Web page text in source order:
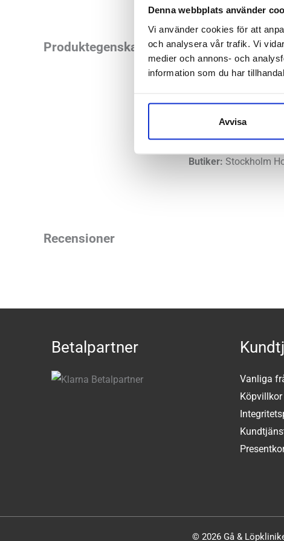
Denna webbplats använder
Vi använder cookies för att
och analysera vår trafik. Vi
medier och annons- och
information som du har
Avvisa
Produktegenskaper
Hoka One One Ora
Allt ihopbakat i en
sandal som vi ofta
Butiker: Stockholm
Recensioner
Betalpartner
Vanliga
Köpvillkor
© 2026 Gå &